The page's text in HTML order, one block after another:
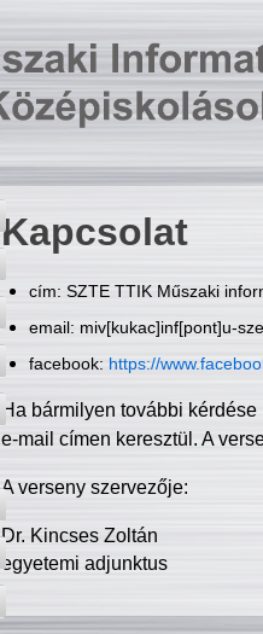
Kapcsolat
cím: SZTE TTIK Műszaki
email: miv[kukac]inf[pont]u-
facebook: https://
Ha bármilyen további
e-mail címen keresztül. A
A verseny szervezője:
Dr. Kincses Zoltán
egyetemi adjunktus